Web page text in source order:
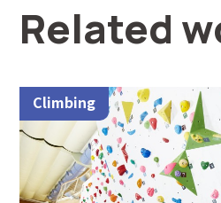
Related
Climbing